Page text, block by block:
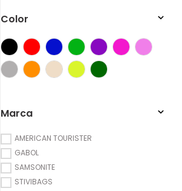
Color
Marca
AMERICAN TOURISTER
GABOL
SAMSONITE
STIVIBAGS